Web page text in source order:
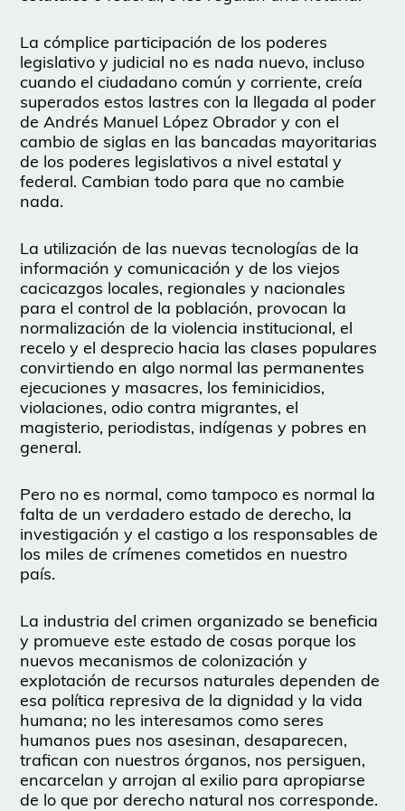
La cómplice participación de los poderes
legislativo y judicial no es nada nuevo, incluso
cuando el ciudadano común y corriente, creía
superados estos lastres con la llegada al poder
de Andrés Manuel López Obrador y con el
cambio de siglas en las bancadas mayoritarias
de los poderes legislativos a nivel estatal y
federal. Cambian todo para que no cambie
nada.
La utilización de las nuevas tecnologías de la
información y comunicación y de los viejos
cacicazgos locales, regionales y nacionales
para el control de la población, provocan la
normalización de la violencia institucional, el
recelo y el desprecio hacia las clases populares
convirtiendo en algo normal las permanentes
ejecuciones y masacres, los feminicidios,
violaciones, odio contra migrantes, el
magisterio, periodistas, indígenas y pobres en
general.
Pero no es normal, como tampoco es normal la
falta de un verdadero estado de derecho, la
investigación y el castigo a los responsables de
los miles de crímenes cometidos en nuestro
país.
La industria del crimen organizado se beneficia
y promueve este estado de cosas porque los
nuevos mecanismos de colonización y
explotación de recursos naturales dependen de
esa política represiva de la dignidad y la vida
humana; no les interesamos como seres
humanos pues nos asesinan, desaparecen,
trafican con nuestros órganos, nos persiguen,
encarcelan y arrojan al exilio para apropiarse
de lo que por derecho natural nos corresponde.